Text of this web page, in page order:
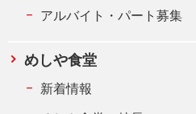
アルバイト・パート募集
めしや食堂
新着情報